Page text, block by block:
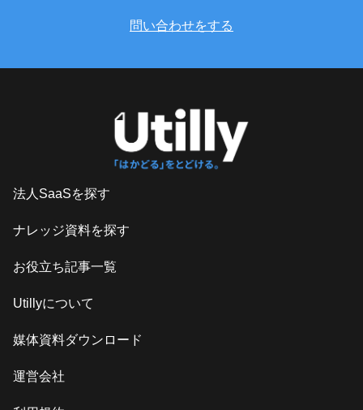
問い合わせをする
法人SaaSを探す
ナレッジ資料を探す
お役立ち記事一覧
Utillyについて
媒体資料ダウンロード
運営会社